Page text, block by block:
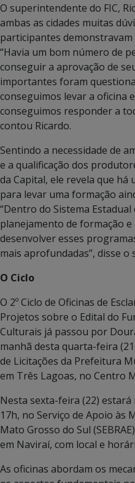
O superintendente do FIC,
ambas as cidades muitas
participantes
“Havia um bom número de
conseguir a aprovação de
importantes foram
conseguimos levar a oficina
conseguimos responder a
contou Ricardo.
Sentindo a necessidade de
e a qualificação dos
da Capital, ele revela que
para levar uma formação
“Dentro do Sistema
planejamento de formação
desenvolver esses
mais aprofundadas”, disse
O Ciclo
O 2º Ciclo de Oficinas de
Projetos sobre o Edital do
Culturais já passou por
manhã desta quarta-feira
de Licitações da Prefeitura
em Três Lagoas, no Centro
Nesta sexta-feira (22) estará
17h, no Serviço de Apoio às
Mato Grosso do Sul
em Naviraí, com local e
As oficinas abordam os